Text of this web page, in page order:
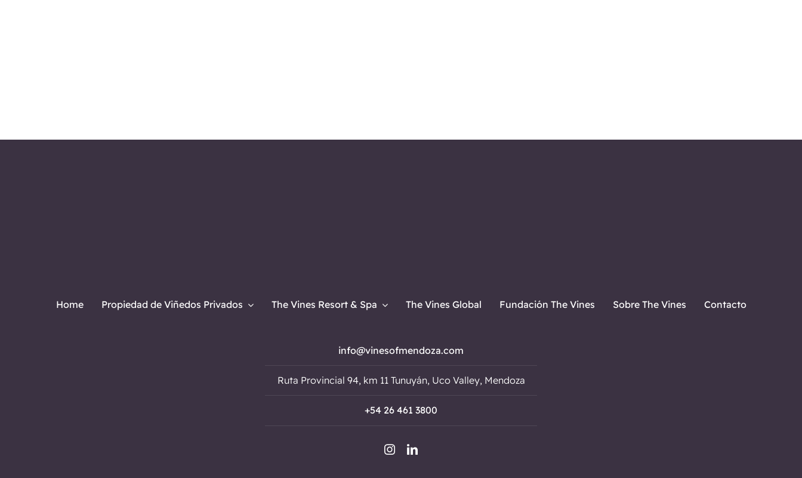
Home Propiedad de Viñedos Privados The Vines Resort & Spa The Vines Global Fundación The Vines Sobre The Vines Contacto
info@vinesofmendoza.com
Ruta Provincial 94, km 11 Tunuyán, Uco Valley, Mendoza
+54 26 461 3800